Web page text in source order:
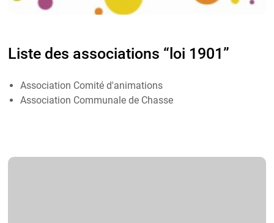
Liste des associations “loi 1901”
Association Comité d'animations
Association Communale de Chasse